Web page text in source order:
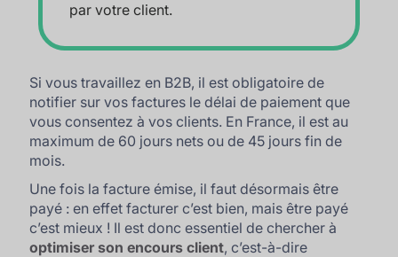
par votre client.
Si vous travaillez en B2B, il est obligatoire de
notifier sur vos factures le délai de paiement que
vous consentez à vos clients. En France, il est au
maximum de 60 jours nets ou de 45 jours fin de
mois.
Une fois la facture émise, il faut désormais être
payé : en effet facturer c’est bien, mais être payé
c’est mieux ! Il est donc essentiel de chercher à
optimiser son encours client, c’est-à-dire